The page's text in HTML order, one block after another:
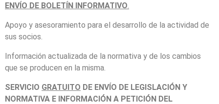
ENVÍO DE BOLETÍN INFORMATIVO.
Apoyo y asesoramiento para el desarrollo de la actividad de
sus socios.
Información actualizada de la normativa y de los cambios
que se producen en la misma.
SERVICIO GRATUITO DE ENVÍO DE LEGISLACIÓN Y
NORMATIVA E INFORMACIÓN A PETICIÓN DEL